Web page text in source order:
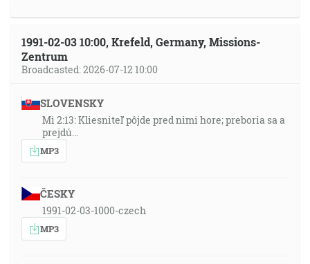
1991-02-03 10:00, Krefeld, Germany, Missions-
Zentrum
Broadcasted: 2026-07-12 10:00
SLOVENSKY
Mi 2:13: Kliesniteľ pôjde pred nimi hore; preboria sa a
prejdú…
MP3
ČESKY
1991-02-03-1000-czech
MP3